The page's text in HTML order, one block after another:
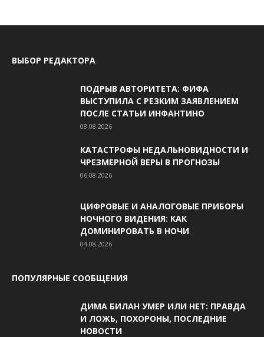
ВЫБОР РЕДАКТОРА
ПОДРЫВ АВТОРИТЕТА: ФИФА
ВЫСТУПИЛА С РЕЗКИМ ЗАЯВЛЕНИЕМ
ПОСЛЕ СТАТЬИ ИНФАНТИНО
08.08.2026
КАТАСТРОФЫ НЕДАЛЬНОВИДНОСТИ И
ЧРЕЗМЕРНОЙ ВЕРЫ В ПРОГНОЗЫ
06.08.2026
ЦИФРОВЫЕ И АНАЛОГОВЫЕ ПРИБОРЫ
НОЧНОГО ВИДЕНИЯ: КАК
ДОМИНИРОВАТЬ В НОЧИ
04.08.2026
ПОПУЛЯРНЫЕ СООБЩЕНИЯ
ДИМА БИЛАН УМЕР ИЛИ НЕТ: ПРАВДА
И ЛОЖЬ, ПОХОРОНЫ, ПОСЛЕДНИЕ
НОВОСТИ